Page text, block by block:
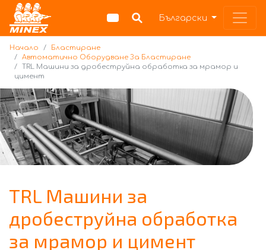
Български
Начало
Бластиране
Автоматично Оборудване За Бластиране
TRL Машини за дробеструйна обработка за мрамор и
цимент
TRL Машини за
дробеструйна обработка
за мрамор и цимент